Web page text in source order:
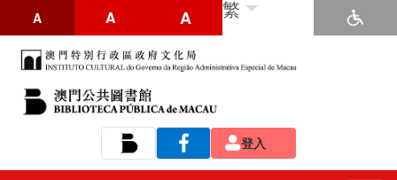
A A A 繁
登入